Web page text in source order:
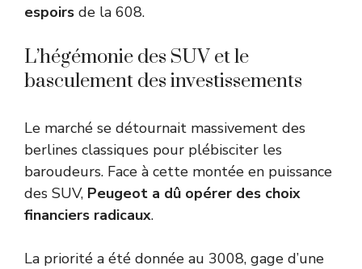
espoirs de la 608.
L’hégémonie des SUV et le
basculement des investissements
Le marché se détournait massivement des
berlines classiques pour plébisciter les
baroudeurs. Face à cette montée en puissance
des SUV, Peugeot a dû opérer des choix
financiers radicaux.
La priorité a été donnée au 3008, gage d’une